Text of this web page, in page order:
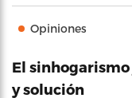
Opiniones
El
y solución